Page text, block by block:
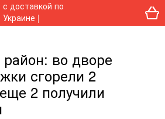
во дворе
сгорели 2
2 получили